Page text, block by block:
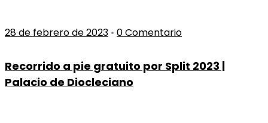
28 de febrero de 2023 • 0 Comentario
Recorrido a pie gratuito por Split 2023 |
Palacio de Diocleciano